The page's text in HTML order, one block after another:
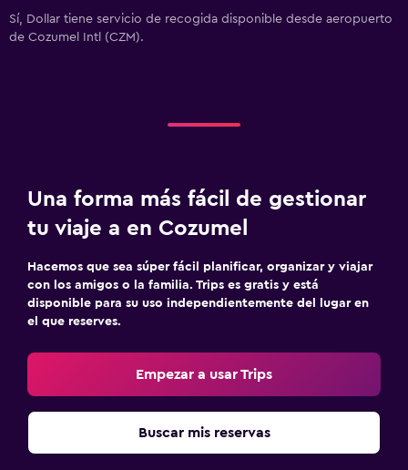
Sí, Dollar tiene servicio de recogida disponible desde aeropuerto
de Cozumel Intl (CZM).
Una forma más fácil de gestionar
tu viaje a en Cozumel
Hacemos que sea súper fácil planificar, organizar y viajar
con los amigos o la familia. Trips es gratis y está
disponible para su uso independientemente del lugar en
el que reserves.
Empezar a usar Trips
Buscar mis reservas